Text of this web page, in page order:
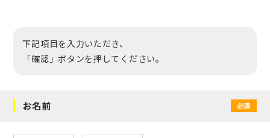
下記項目を入力いただき、
「確認」ボタンを押してください。
お名前 必須